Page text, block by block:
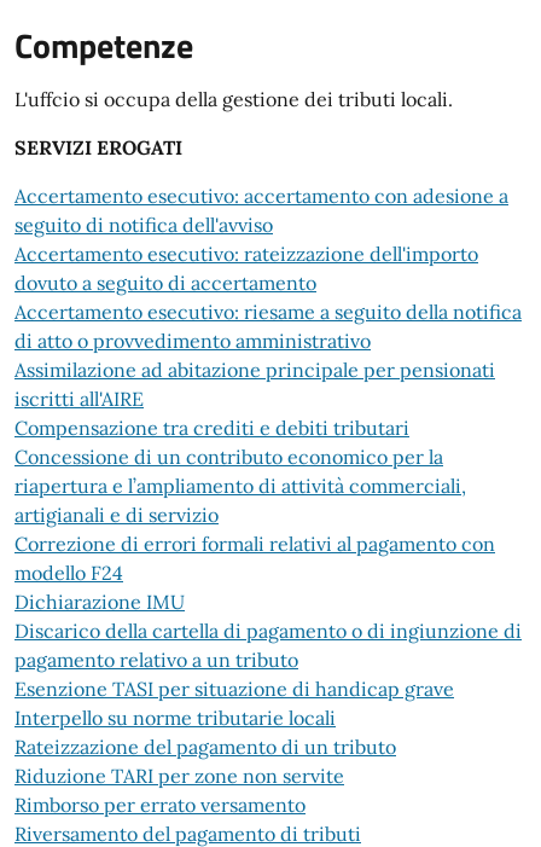
Competenze
L'uffcio si occupa della gestione dei tributi locali.
SERVIZI EROGATI
Accertamento esecutivo: accertamento con adesione a
seguito di notifica dell'avviso
Accertamento esecutivo: rateizzazione dell'importo
dovuto a seguito di accertamento
Accertamento esecutivo: riesame a seguito della notifica
di atto o provvedimento amministrativo
Assimilazione ad abitazione principale per pensionati
iscritti all'AIRE
Compensazione tra crediti e debiti tributari
Concessione di un contributo economico per la
riapertura e l’ampliamento di attività commerciali,
artigianali e di servizio
Correzione di errori formali relativi al pagamento con
modello F24
Dichiarazione IMU
Discarico della cartella di pagamento o di ingiunzione di
pagamento relativo a un tributo
Esenzione TASI per situazione di handicap grave
Interpello su norme tributarie locali
Rateizzazione del pagamento di un tributo
Riduzione TARI per zone non servite
Rimborso per errato versamento
Riversamento del pagamento di tributi